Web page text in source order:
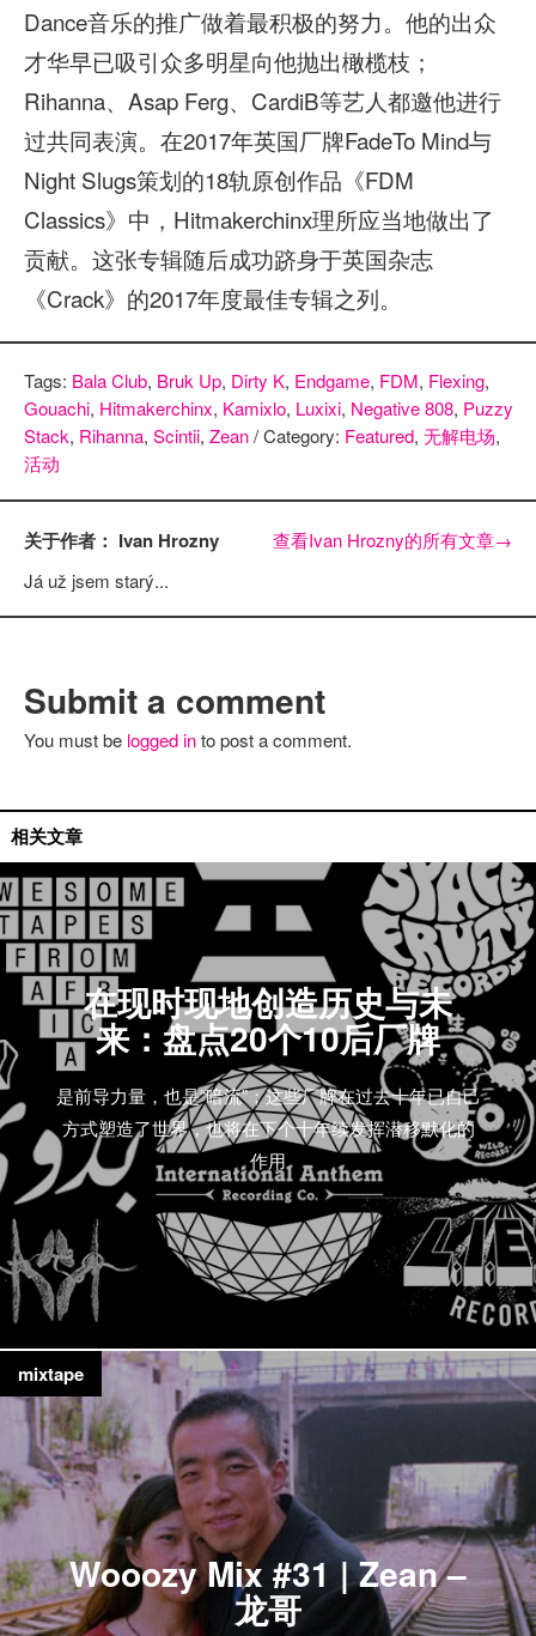
Dance音乐的推广做着最积极的努力。他的出众
才华早已吸引众多明星向他抛出橄榄枝；
Rihanna、Asap Ferg、CardiB等艺人都邀他进行
过共同表演。在2017年英国厂牌FadeTo Mind与
Night Slugs策划的18轨原创作品《FDM
Classics》中，Hitmakerchinx理所应当地做出了
贡献。这张专辑随后成功跻身于英国杂志
《Crack》的2017年度最佳专辑之列。
Tags: Bala Club, Bruk Up, Dirty K, Endgame, FDM, Flexing,
Gouachi, Hitmakerchinx, Kamixlo, Luxixi, Negative 808, Puzzy
Stack, Rihanna, Scintii, Zean/ Category: Featured, 无解电场,
活动
关于作者： Ivan Hrozny 查看Ivan Hrozny的所有文章→
Já už jsem starý...
Submit a comment
You must be logged into post a comment.
相关文章
在现时现地创造历史与未
来：盘点20个10后厂牌
是前导力量，也是“暗流”；这些厂牌在过去十年已自己
方式塑造了世界，也将在下个十年续发挥潜移默化的
作用
艺人推荐
Wooozy Mix #31 | Zean –
龙哥
mixtape